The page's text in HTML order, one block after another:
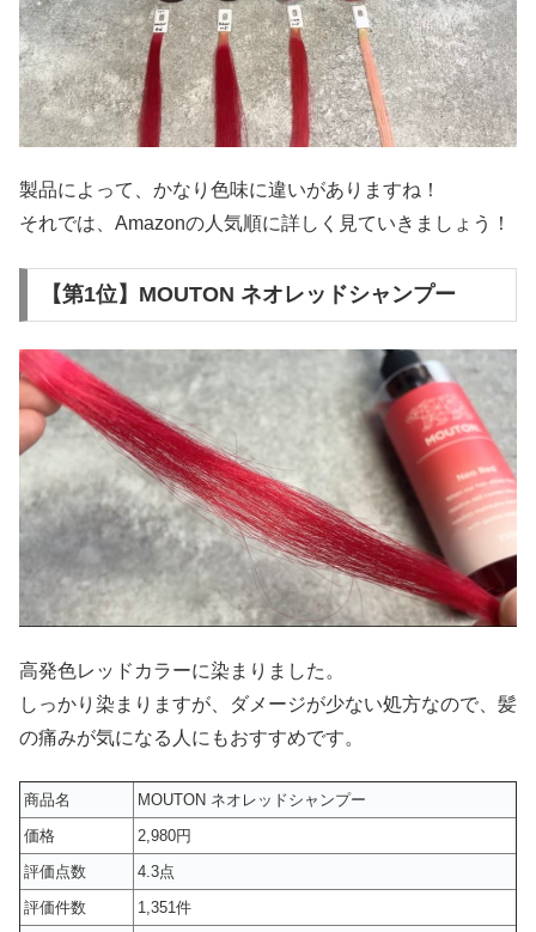
製品によって、かなり色味に違いがありますね！
それでは、Amazonの人気順に詳しく見ていきましょう！
【第1位】MOUTON ネオレッドシャンプー
高発色レッドカラーに染まりました。
しっかり染まりますが、ダメージが少ない処方なので、髪
の痛みが気になる人にもおすすめです。
商品名
MOUTON ネオレッドシャンプー
価格
2,980円
評価点数
4.3点
評価件数
1,351件